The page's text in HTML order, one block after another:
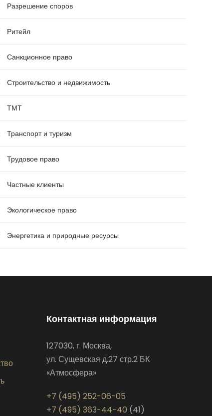
Разрешение споров
Ритейл
Санкционное право
Строительство и недвижимость
ТМТ
Транспорт и туризм
Трудовое право
Частные клиенты
Экологическое право
Энергетика и природные ресурсы
Контактная информация
127030, г. Москва,
ул. Сущевская д.27 стр.2 БК
«Атмосфера»
+7 (495) 252-06-05
+7 (495) 363-44-40 (41)